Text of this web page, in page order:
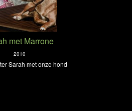
met Marrone
2010
Sarah met onze hond